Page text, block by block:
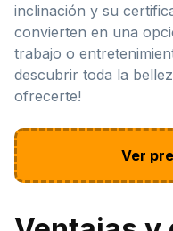
inclinación y su
convierten en una
trabajo o
descubrir toda la
ofrecerte!
Ver